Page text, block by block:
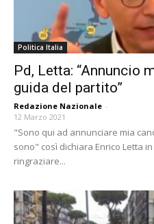
Politica Italia
Pd, Letta: “Annuncio
guida del partito”
Redazione Nazionale -
12 Marzo 2021
"Sono qui ad annunciare mia
sono" così dichiara Enrico Letta
ringraziare...